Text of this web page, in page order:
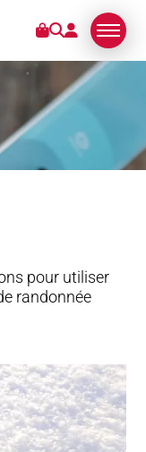
pour utiliser
randonnée